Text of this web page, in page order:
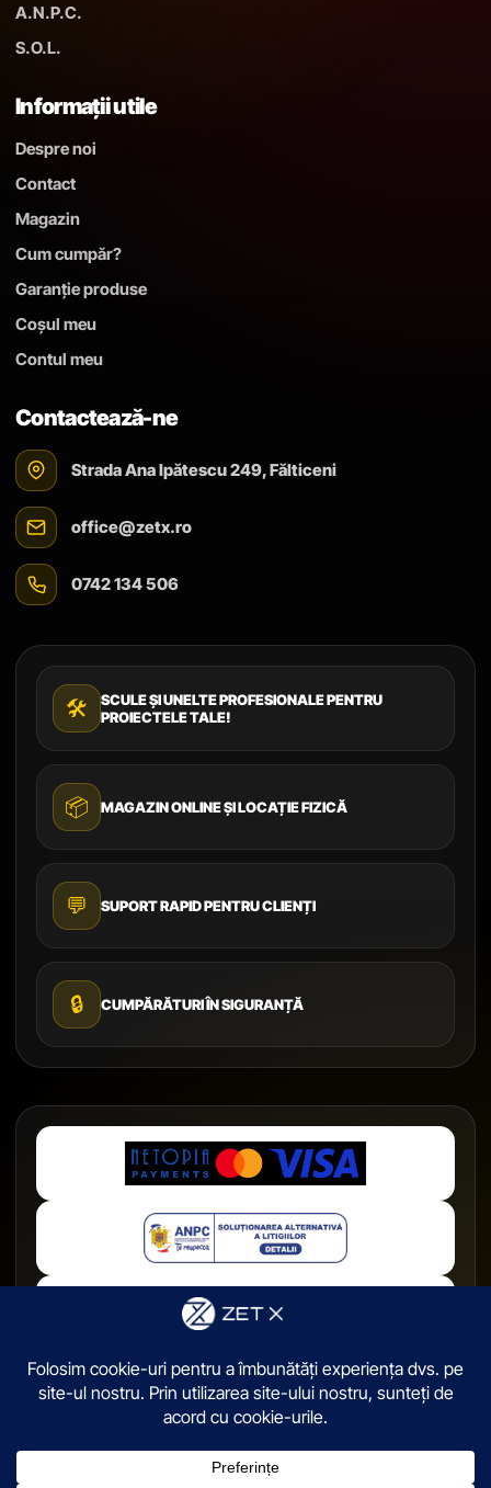
A.N.P.C.
S.O.L.
Informații utile
Despre noi
Contact
Magazin
Cum cumpăr?
Garanție produse
Coșul meu
Contul meu
Contactează-ne
Strada Ana Ipătescu 249, Fălticeni
office@zetx.ro
0742 134 506
🛠️
SCULE ȘI UNELTE PROFESIONALE PENTRU
PROIECTELE TALE!
📦 MAGAZIN ONLINE ȘI LOCAȚIE FIZICĂ
💬 SUPORT RAPID PENTRU CLIENȚI
🔒 CUMPĂRĂTURI ÎN SIGURANȚĂ
Cookies